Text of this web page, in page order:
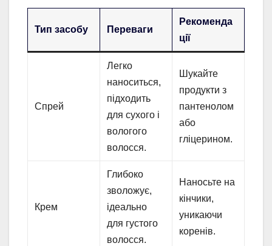
Тип засобу Переваги
Рекоменда
ції
Спрей
Легко
наноситься,
підходить
для сухого і
вологого
волосся.
Шукайте
продукти з
пантенолом
або
гліцерином.
Крем
Глибоко
зволожує,
ідеально
для густого
волосся.
Наносьте на
кінчики,
уникаючи
коренів.